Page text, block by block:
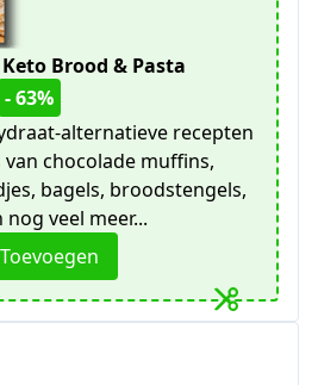
Brood & Pasta
- 63%
alternatieve recepten
chocolade muffins,
bagels, broodstengels,
veel meer...
Toevoegen